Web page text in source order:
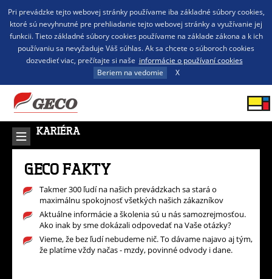
Pri prevádzke tejto webovej stránky používame iba základné súbory cookies,
ktoré sú nevyhnutné pre prehliadanie tejto webovej stránky a využívanie jej
funkcii. Tieto základné súbory cookies používame na základe zákona a k ich
používaniu sa nevyžaduje Váš súhlas. Ak sa chcete o súboroch cookies
dozvedieť viac, prečítajte si naše informácie o používaní cookies
Beriem na vedomie
X
KARIÉRA
GECO FAKTY
Takmer 300 ľudí na našich prevádzkach sa stará o
maximálnu spokojnosť všetkých našich zákazníkov
Aktuálne informácie a školenia sú u nás samozrejmosťou.
Ako inak by sme dokázali odpovedať na Vaše otázky?
Vieme, že bez ľudí nebudeme nič. To dávame najavo aj tým,
že platíme vždy načas - mzdy, povinné odvody i dane.